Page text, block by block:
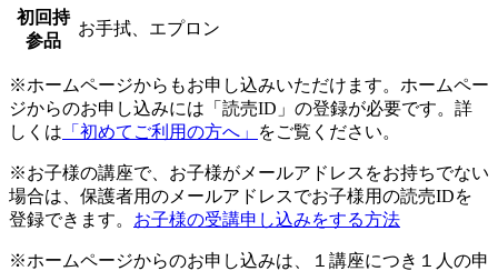
初回持
参品
お手拭、エプロン
※ホームページからもお申し込みいただけます。ホームペー
ジからのお申し込みには「読売ID」の登録が必要です。詳
しくは 「初めてご利用の方へ」 をご覧ください。
※お子様の講座で、お子様がメールアドレスをお持ちでない
場合は、保護者用のメールアドレスでお子様用の読売IDを
登録できます。 お子様の受講申し込みをする方法
※ホームページからのお申し込みは、１講座につき１人の申